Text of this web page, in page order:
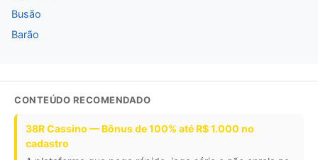
Busão
Barão
CONTEÚDO RECOMENDADO
38R Cassino — Bônus de 100% até R$ 1.000 no
cadastro